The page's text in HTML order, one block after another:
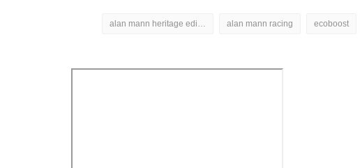
alan mann racing ecoboost